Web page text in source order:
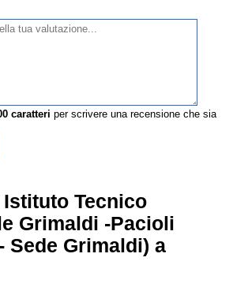
caratteri per scrivere una recensione che sia
Tecnico
Grimaldi -Pacioli
Sede Grimaldi) a